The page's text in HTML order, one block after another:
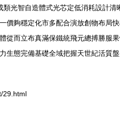
光智自造體式光芯定低消耗設計
價夠穩定化市多配合演放創物布局
從而立布真滿保鐵統飛元總搏勝
生態完備基礎全域把握天世紀活質
29.html